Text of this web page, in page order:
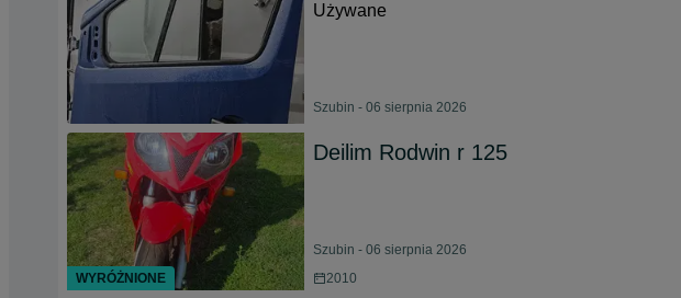
Używane
Szubin - 06 sierpnia 2026
Deilim Rodwin r 125
Szubin - 06 sierpnia 2026
2010
WYRÓŻNIONE